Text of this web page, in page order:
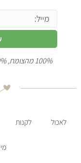
100% מהצומח, 0% ספאם. פשוט להצטרף, קל גם לבטל.
לאכול לקנות